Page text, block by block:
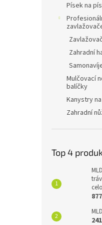
Písek na
Zahradní
Mulčovací
balíčky
Kanystry
Zahradní
Top 4